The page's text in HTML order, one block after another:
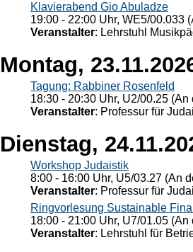
Klavierabend Gio Abuladze
19:00 - 22:00 Uhr, WE5/00.033
Veranstalter: Lehrstuhl
Montag,
Tagung: Rabbiner Rosenfeld
18:30 - 20:30 Uhr, U2/00.25
Veranstalter: Professur für
Dienstag,
Workshop Judaistik
8:00 - 16:00 Uhr, U5/03.27 (An
Veranstalter: Professur für
Ringvorlesung Sustainable
18:00 - 21:00 Uhr, U7/01.05
Veranstalter: Lehrstuhl für